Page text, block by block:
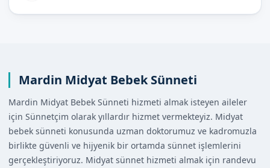
Mardin Midyat Bebek Sünneti
Mardin Midyat Bebek Sünneti hizmeti almak isteyen aileler
için Sünnetçim olarak yıllardır hizmet vermekteyiz. Midyat
bebek sünneti konusunda uzman doktorumuz ve kadromuzla
birlikte güvenli ve hijyenik bir ortamda sünnet işlemlerini
gerçekleştiriyoruz. Midyat sünnet hizmeti almak için randevu